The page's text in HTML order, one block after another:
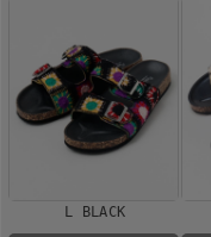
L BLACK